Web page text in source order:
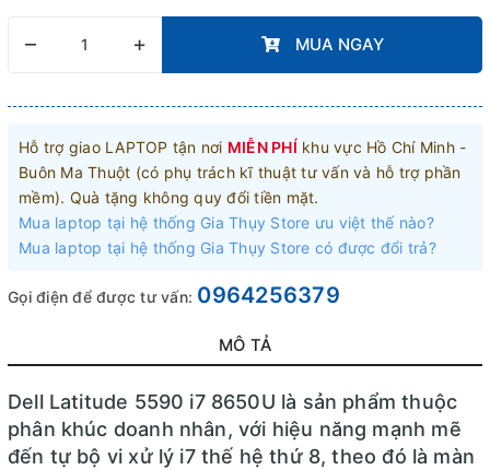
– + MUA NGAY
Hỗ trợ giao LAPTOP tận nơi MIỄN PHÍ khu vực Hồ Chí Minh -
Buôn Ma Thuột (có phụ trách kĩ thuật tư vấn và hỗ trợ phần
mềm). Quà tặng không quy đổi tiền mặt.
Mua laptop tại hệ thống Gia Thụy Store ưu việt thế nào?
Mua laptop tại hệ thống Gia Thụy Store có được đổi trả?
Gọi điện để được tư vấn: 0964256379
MÔ TẢ
Dell Latitude 5590 i7 8650U là sản phẩm thuộc
phân khúc doanh nhân, với hiệu năng mạnh mẽ
đến tự bộ vi xử lý i7 thế hệ thứ 8, theo đó là màn